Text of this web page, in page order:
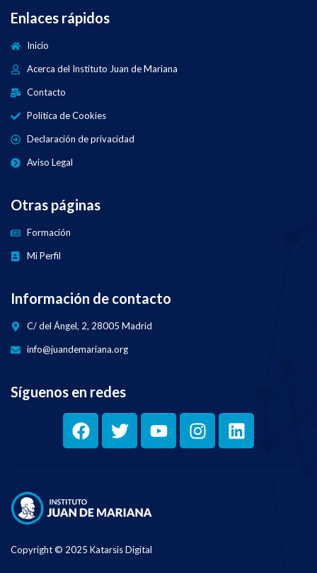
Enlaces rápidos
Inicio
Acerca del Instituto Juan de Mariana
Contacto
Política de Cookies
Declaración de privacidad
Aviso Legal
Otras páginas
Formación
Mi Perfil
Información de contacto
C/ del Ángel, 2, 28005 Madrid
info@juandemariana.org
Síguenos en redes
Copyright © 2025 Katarsis Digital